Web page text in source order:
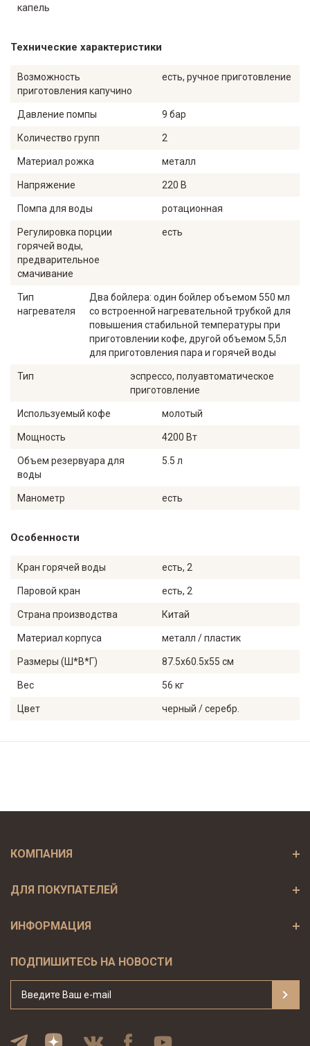
капель
Технические характеристики
Возможность
приготовления капучино
есть, ручное приготовление
Давление помпы 9 бар
Количество групп 2
Материал рожка металл
Напряжение 220 В
Помпа для воды ротационная
Регулировка порции
горячей воды,
предварительное
смачивание
есть
Тип
нагревателя
Два бойлера: один бойлер объемом 550 мл
со встроенной нагревательной трубкой для
повышения стабильной температуры при
приготовлении кофе, другой объемом 5,5л
для приготовления пара и горячей воды
Тип
эспрессо, полуавтоматическое
приготовление
Используемый кофе молотый
Мощность 4200 Вт
Объем резервуара для
воды
5.5 л
Манометр есть
Особенности
Кран горячей воды есть, 2
Паровой кран есть, 2
Страна производства Китай
Материал корпуса металл / пластик
Размеры (Ш*В*Г) 87.5х60.5х55 см
Вес 56 кг
Цвет черный / серебр.
КОМПАНИЯ
ДЛЯ ПОКУПАТЕЛЕЙ
ИНФОРМАЦИЯ
ПОДПИШИТЕСЬ НА НОВОСТИ